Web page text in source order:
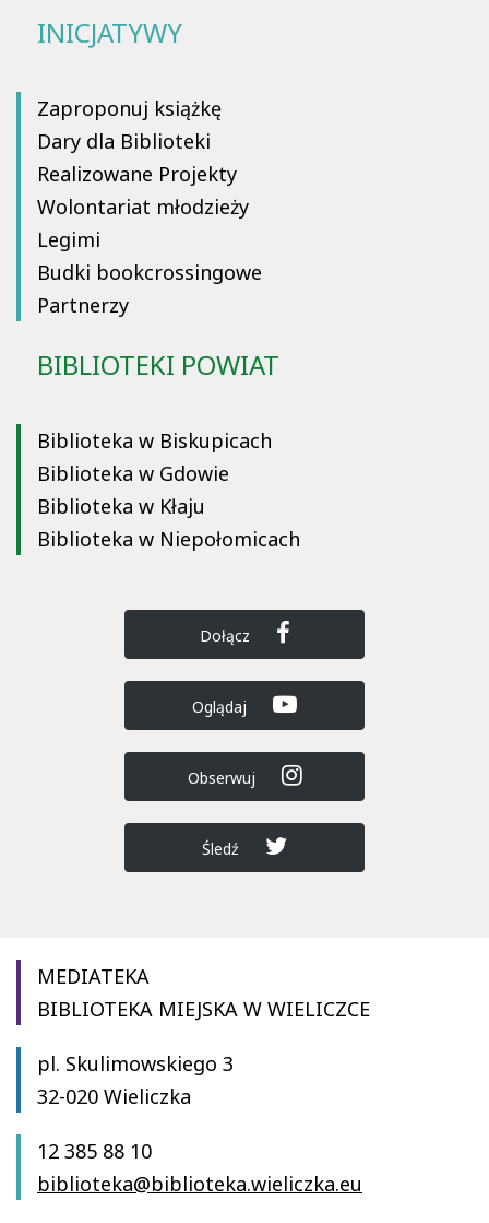
INICJATYWY
Zaproponuj książkę
Dary dla Biblioteki
Realizowane Projekty
Wolontariat młodzieży
Legimi
Budki bookcrossingowe
Partnerzy
BIBLIOTEKI POWIAT
Biblioteka w Biskupicach
Biblioteka w Gdowie
Biblioteka w Kłaju
Biblioteka w Niepołomicach
Dołącz
Oglądaj
Obserwuj
Śledź
MEDIATEKA
BIBLIOTEKA MIEJSKA W WIELICZCE
pl. Skulimowskiego 3
32-020 Wieliczka
12 385 88 10
biblioteka@biblioteka.wieliczka.eu